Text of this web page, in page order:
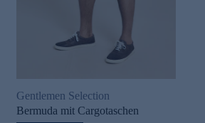
Gentlemen Selection
Bermuda mit Cargotaschen